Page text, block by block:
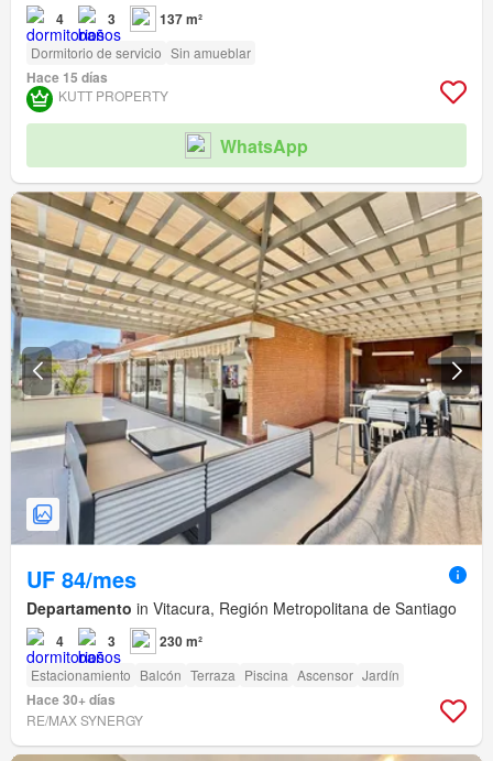
4 3 137 m²
Dormitorio de servicio Sin amueblar
Hace 15 días
KUTT PROPERTY
WhatsApp
UF 84/mes
Departamento in Vitacura, Región Metropolitana de Santiago
4 3 230 m²
Estacionamiento Balcón Terraza Piscina Ascensor Jardín
Hace 30+ días
RE/MAX SYNERGY